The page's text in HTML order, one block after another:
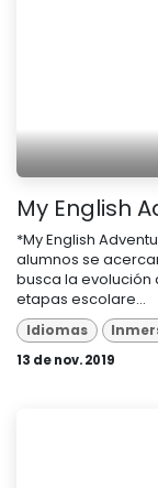
My English
*My English
alumnos se
busca la evolución
etapas escolare...
Idiomas
13 de nov. 2019